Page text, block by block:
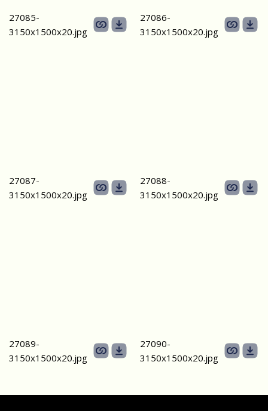
27085-
3150х1500х20.jpg
27086-
3150х1500х20.jpg
27087-
3150х1500х20.jpg
27088-
3150х1500х20.jpg
27089-
3150х1500х20.jpg
27090-
3150х1500х20.jpg